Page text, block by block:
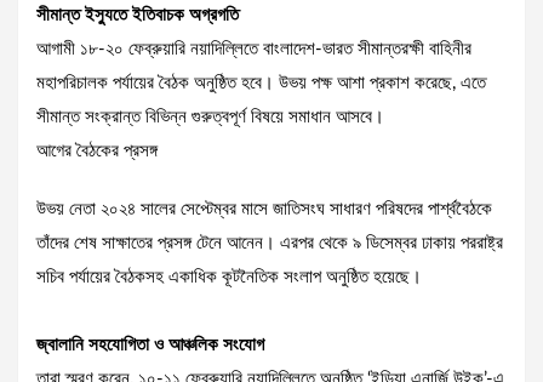
সীমান্ত ইস্যুতে ইতিবাচক অগ্রগতি
আগামী ১৮-২০ ফেব্রুয়ারি নয়াদিল্লিতে বাংলাদেশ-ভারত সীমান্তরক্ষী বাহিনীর
মহাপরিচালক পর্যায়ের বৈঠক অনুষ্ঠিত হবে। উভয় পক্ষ আশা প্রকাশ করেছে, এতে
সীমান্ত সংক্রান্ত বিভিন্ন গুরুত্বপূর্ণ বিষয়ে সমাধান আসবে।
আগের বৈঠকের প্রসঙ্গ
উভয় নেতা ২০২৪ সালের সেপ্টেম্বর মাসে জাতিসংঘ সাধারণ পরিষদের পার্শ্ববৈঠকে
তাঁদের শেষ সাক্ষাতের প্রসঙ্গ টেনে আনেন। এরপর থেকে ৯ ডিসেম্বর ঢাকায় পররাষ্ট্র
সচিব পর্যায়ের বৈঠকসহ একাধিক কূটনৈতিক সংলাপ অনুষ্ঠিত হয়েছে।
জ্বালানি সহযোগিতা ও আঞ্চলিক সংযোগ